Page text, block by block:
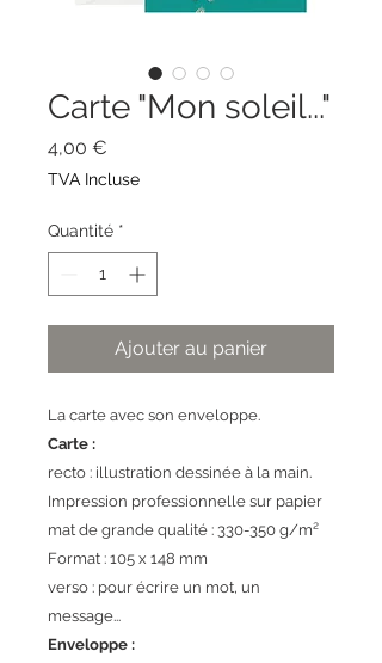
Carte "Mon soleil..."
4,00 €
TVA Incluse
Quantité *
Ajouter au panier
La carte avec son enveloppe.
Carte :
recto : illustration dessinée à la main.
Impression professionnelle sur papier
mat de grande qualité : 330-350 g/m²
Format : 105 x 148 mm
verso : pour écrire un mot, un
message...
Enveloppe :